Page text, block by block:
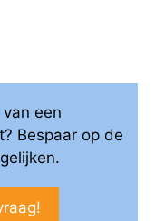
een
Bespaar op de